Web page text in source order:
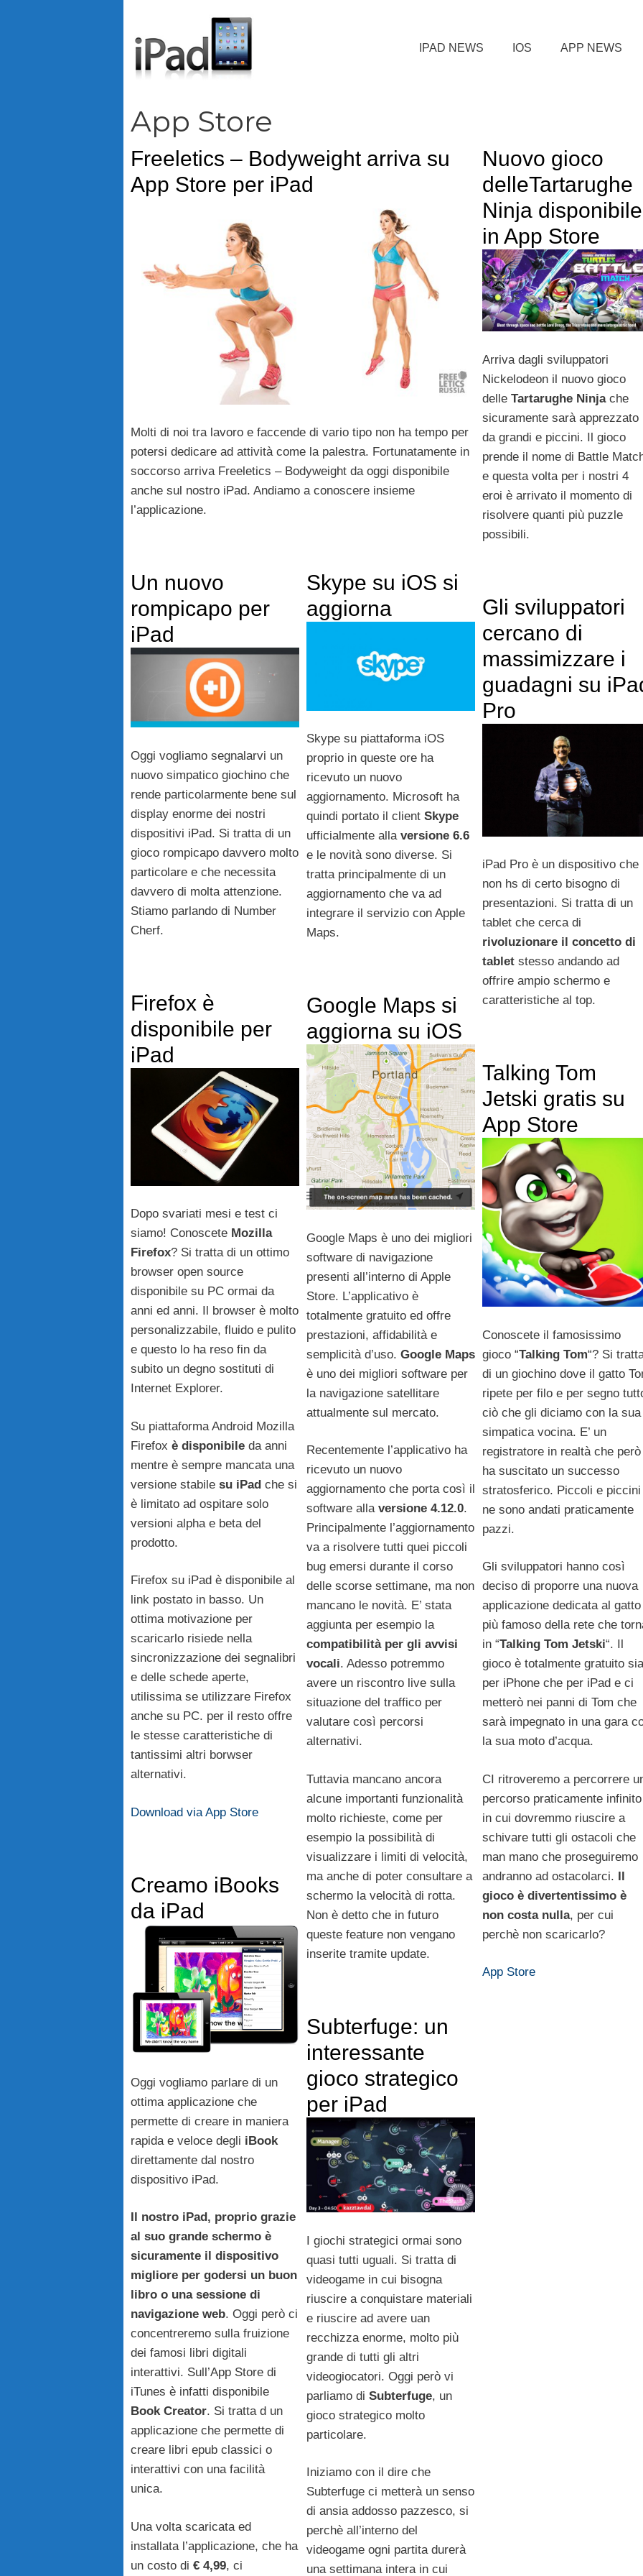
IPAD NEWS IOS APP NEWS
App Store
Freeletics – Bodyweight arriva su
App Store per iPad
Molti di noi tra lavoro e faccende di vario tipo non ha tempo per
potersi dedicare ad attività come la palestra. Fortunatamente in
soccorso arriva Freeletics – Bodyweight da oggi disponibile
anche sul nostro iPad. Andiamo a conoscere insieme
l’applicazione.
Nuovo gioco
delleTartarughe
Ninja disponibile
in App Store
Arriva dagli sviluppatori
Nickelodeon il nuovo gioco
delle Tartarughe Ninjache
sicuramente sarà apprezzato
da grandi e piccini. Il gioco
prende il nome di Battle
e questa volta per i nostri 4
eroi è arrivato il momento di
risolvere quanti più puzzle
possibili.
Un nuovo
rompicapo per
iPad
Oggi vogliamo segnalarvi un
nuovo simpatico giochino che
rende particolarmente bene sul
display enorme dei nostri
dispositivi iPad. Si tratta di un
gioco rompicapo davvero molto
particolare e che necessita
davvero di molta attenzione.
Stiamo parlando di Number
Cherf.
Skype su iOS si
aggiorna
Skype su piattaforma iOS
proprio in queste ore ha
ricevuto un nuovo
aggiornamento. Microsoft ha
quindi portato il client Skype
ufficialmente alla versione 6.6
e le novità sono diverse. Si
tratta principalmente di un
aggiornamento che va ad
integrare il servizio con Apple
Maps.
Gli sviluppatori
cercano di
massimizzare i
guadagni su
Pro
iPad Pro è un dispositivo che
non hs di certo bisogno di
presentazioni. Si tratta di un
tablet che cerca di
rivoluzionare il concetto di
tabletstesso andando ad
offrire ampio schermo e
caratteristiche al top.
Firefox è
disponibile per
iPad
Dopo svariati mesi e test ci
siamo! Conoscete Mozilla
Firefox? Si tratta di un ottimo
browser open source
disponibile su PC ormai da
anni ed anni. Il browser è molto
personalizzabile, fluido e pulito
e questo lo ha reso fin da
subito un degno sostituti di
Internet Explorer.
Su piattaforma Android Mozilla
Firefox è disponibile da anni
mentre è sempre mancata una
versione stabile su iPad che si
è limitato ad ospitare solo
versioni alpha e beta del
prodotto.
Firefox su iPad è disponibile al
link postato in basso. Un
ottima motivazione per
scaricarlo risiede nella
sincronizzazione dei segnalibri
e delle schede aperte,
utilissima se utilizzare Firefox
anche su PC. per il resto offre
le stesse caratteristiche di
tantissimi altri borwser
alternativi.
Download via App Store
Google Maps si
aggiorna su iOS
Google Maps è uno dei migliori
software di navigazione
presenti all’interno di Apple
Store. L’applicativo è
totalmente gratuito ed offre
prestazioni, affidabilità e
semplicità d’uso. Google Maps
è uno dei migliori software per
la navigazione satellitare
attualmente sul mercato.
Recentemente l’applicativo ha
ricevuto un nuovo
aggiornamento che porta così il
software alla versione 4.12.0.
Principalmente l’aggiornamento
va a risolvere tutti quei piccoli
bug emersi durante il corso
delle scorse settimane, ma non
mancano le novità. E’ stata
aggiunta per esempio la
compatibilità per gli avvisi
vocali. Adesso potremmo
avere un riscontro live sulla
situazione del traffico per
valutare così percorsi
alternativi.
Tuttavia mancano ancora
alcune importanti funzionalità
molto richieste, come per
esempio la possibilità di
visualizzare i limiti di velocità,
ma anche di poter consultare a
schermo la velocità di rotta.
Non è detto che in futuro
queste feature non vengano
inserite tramite update.
Talking Tom
Jetski gratis su
App Store
Conoscete il famosissimo
gioco “Talking Tom“? Si
di un giochino dove il gatto
ripete per filo e per segno
ciò che gli diciamo con la sua
simpatica vocina. E’ un
registratore in realtà che però
ha suscitato un successo
stratosferico. Piccoli e piccini
ne sono andati praticamente
pazzi.
Gli sviluppatori hanno così
deciso di proporre una nuova
applicazione dedicata al gatto
più famoso della rete che
in “Talking Tom Jetski“. Il
gioco è totalmente gratuito sia
per iPhone che per iPad e ci
metterò nei panni di Tom che
sarà impegnato in una gara
la sua moto d’acqua.
CI ritroveremo a percorrere
percorso praticamente infinito
in cui dovremmo riuscire a
schivare tutti gli ostacoli che
man mano che proseguiremo
andranno ad ostacolarci. Il
gioco è divertentissimo è
non costa nulla, per cui
perchè non scaricarlo?
App Store
Creamo iBooks
da iPad
Oggi vogliamo parlare di un
ottima applicazione che
permette di creare in maniera
rapida e veloce degli iBook
direttamente dal nostro
dispositivo iPad.
Il nostro iPad, proprio grazie
al suo grande schermo è
sicuramente il dispositivo
migliore per godersi un buon
libro o una sessione di
navigazione web. Oggi però ci
concentreremo sulla fruizione
dei famosi libri digitali
interattivi. Sull’App Store di
iTunes è infatti disponibile
Book Creator. Si tratta d un
applicazione che permette di
creare libri epub classici o
interattivi con una facilità
unica.
Una volta scaricata ed
installata l’applicazione, che ha
un costo di € 4,99, ci
Subterfuge: un
interessante
gioco strategico
per iPad
I giochi strategici ormai sono
quasi tutti uguali. Si tratta di
videogame in cui bisogna
riuscire a conquistare materiali
e riuscire ad avere uan
recchizza enorme, molto più
grande di tutti gli altri
videogiocatori. Oggi però vi
parliamo di Subterfuge, un
gioco strategico molto
particolare.
Iniziamo con il dire che
Subterfuge ci metterà un senso
di ansia addosso pazzesco, si
perchè all’interno del
videogame ogni partita durerà
una settimana intera in cui